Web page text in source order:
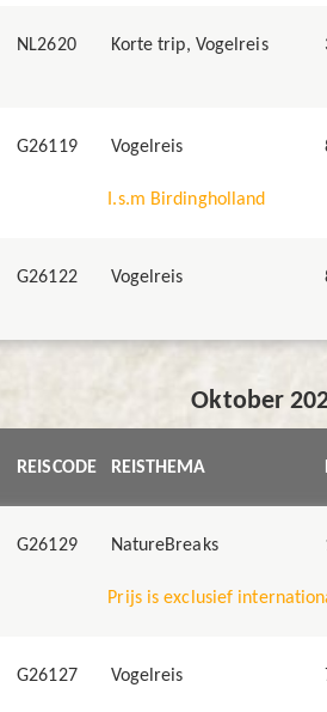
NL2620 Korte trip, Vogelreis
G26119 Vogelreis
I.s.m Birdingholland
G26122 Vogelreis
Oktober
REISCODE REISTHEMA
G26129 NatureBreaks
Prijs is exclusief
G26127 Vogelreis